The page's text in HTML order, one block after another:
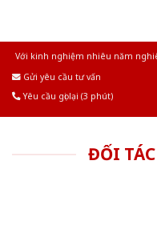
Với kinh nghiệm nhiêu năm
Gửi yêu cầu tư vấn
Yêu cầu gọi lại (3 phút)
ĐỐI